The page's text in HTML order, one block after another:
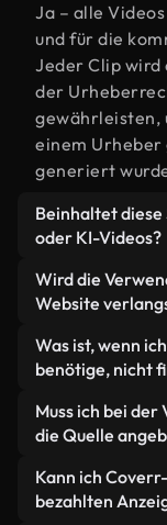
Ja – alle
und für die
Jeder Clip wird
der
gewährleisten,
einem
generiert
Beinhaltet
oder KI-Videos?
Beides. Es
aus realen, von
generierten
beschriftet,
verwenden.
Wird die
Website
Nicht, wenn
wählen. Wir
wurden – so
gleichzeitig die
Kennzahlen
Was ist, wenn
benötige, nicht
Mit Coverr AI
innerhalb von
Muss ich bei
die Quelle
Eine
Videos in
Kann ich
bezahlten